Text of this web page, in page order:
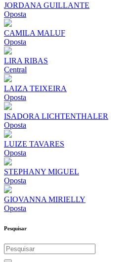
JORDANA GUILLANTE
Oposta
CAMILA MALUF
Oposta
LIRA RIBAS
Central
LAIZA TEIXEIRA
Oposta
ISADORA LICHTENTHALER
Oposta
LUIZE TAVARES
Oposta
STEPHANY MIGUEL
Oposta
GIOVANNA MIRIELLY
Oposta
Pesquisar